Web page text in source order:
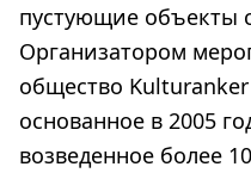
пустующие объекты
Организатором
общество
основанное в 2005
возведенное более